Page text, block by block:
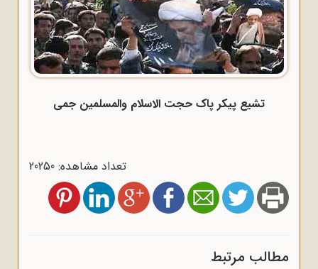
تشیع پیکر پاک حجت الاسلام والمسلمین جمی
تعداد مشاهده: 20250
مطالب مرتبط